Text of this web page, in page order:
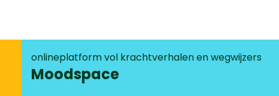
onlineplatform vol krachtverhalen en wegwijzers
Moodspace